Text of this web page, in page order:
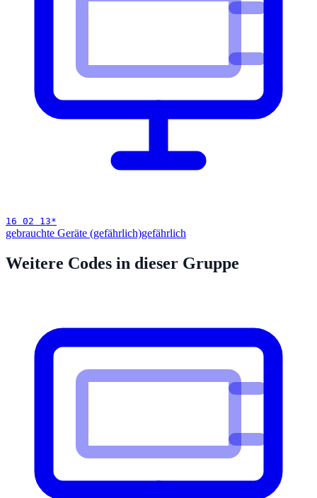
16 02 13*
gebrauchte Geräte (gefährlich)gefährlich
Weitere Codes in dieser Gruppe